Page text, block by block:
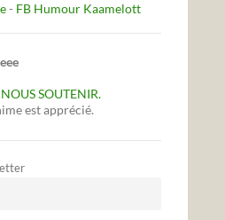
- FB Humour Kaamelott
SOUTENIR.
est apprécié.